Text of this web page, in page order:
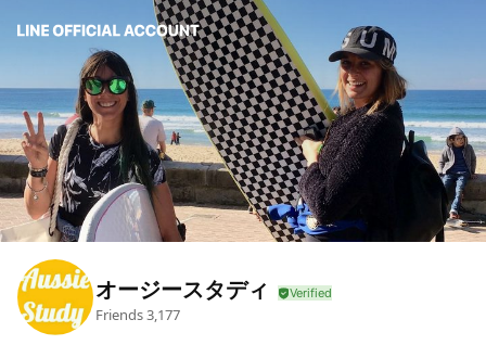
オージースタディ
Friends3,177